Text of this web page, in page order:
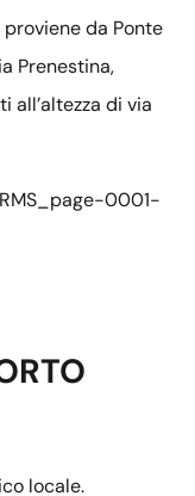
da Ponte
Prenestina,
all’altezza di via
locale.